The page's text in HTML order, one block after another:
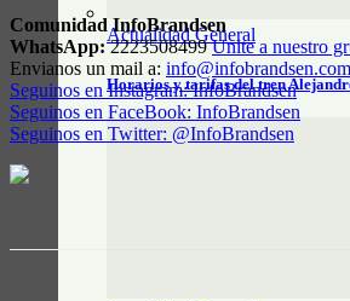
Actualidad General
Horarios y tarifas del tren
Comunidad InfoBrandsen
WhatsApp:2223508499Unite a nuestro
Envianos un mail a:
Seguinos en Instagram: InfoBrandsen
Seguinos en FaceBook: InfoBrandsen
Seguinos en Twitter: @InfoBrandsen